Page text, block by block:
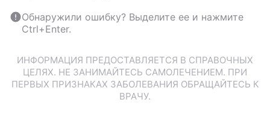
Обнаружили ошибку? Выделите ее и нажмите
Ctrl+Enter.
ИНФОРМАЦИЯ ПРЕДОСТАВЛЯЕТСЯ В СПРАВОЧНЫХ
ЦЕЛЯХ. НЕ ЗАНИМАЙТЕСЬ САМОЛЕЧЕНИЕМ. ПРИ
ПЕРВЫХ ПРИЗНАКАХ ЗАБОЛЕВАНИЯ ОБРАЩАЙТЕСЬ К
ВРАЧУ.